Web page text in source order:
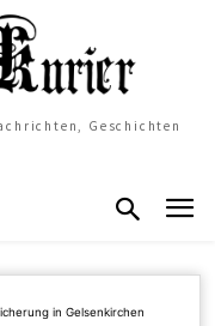
Geschichten
in Gelsenkirchen